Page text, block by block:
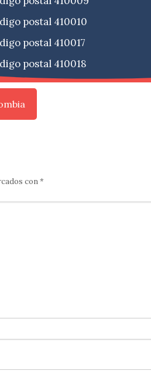
postal 410010
postal 410017
postal 410018
con*